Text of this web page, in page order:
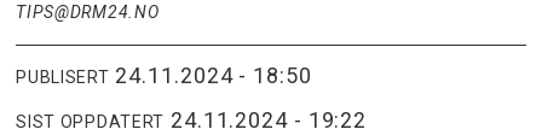
TIPS@DRM24.NO
PUBLISERT 24.11.2024 - 18:50
SIST OPPDATERT 24.11.2024 - 19:22